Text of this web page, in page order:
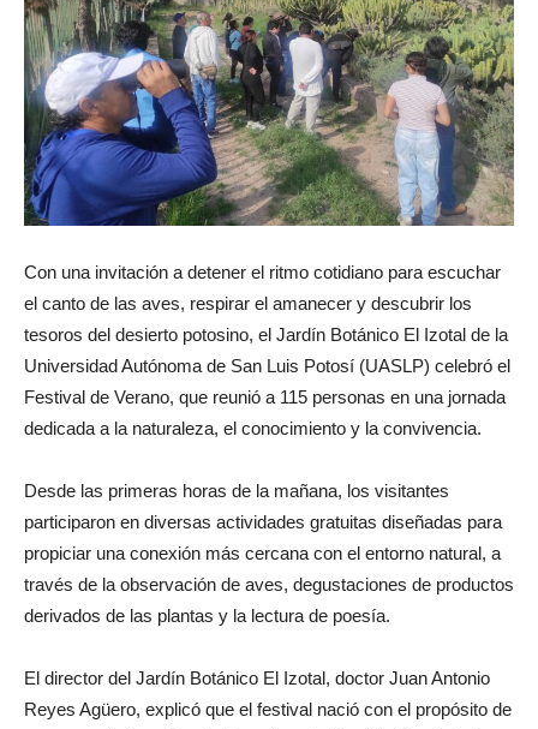
Con una invitación a detener el ritmo cotidiano para escuchar
el canto de las aves, respirar el amanecer y descubrir los
tesoros del desierto potosino, el Jardín Botánico El Izotal de la
Universidad Autónoma de San Luis Potosí (UASLP) celebró el
Festival de Verano, que reunió a 115 personas en una jornada
dedicada a la naturaleza, el conocimiento y la convivencia.
Desde las primeras horas de la mañana, los visitantes
participaron en diversas actividades gratuitas diseñadas para
propiciar una conexión más cercana con el entorno natural, a
través de la observación de aves, degustaciones de productos
derivados de las plantas y la lectura de poesía.
El director del Jardín Botánico El Izotal, doctor Juan Antonio
Reyes Agüero, explicó que el festival nació con el propósito de